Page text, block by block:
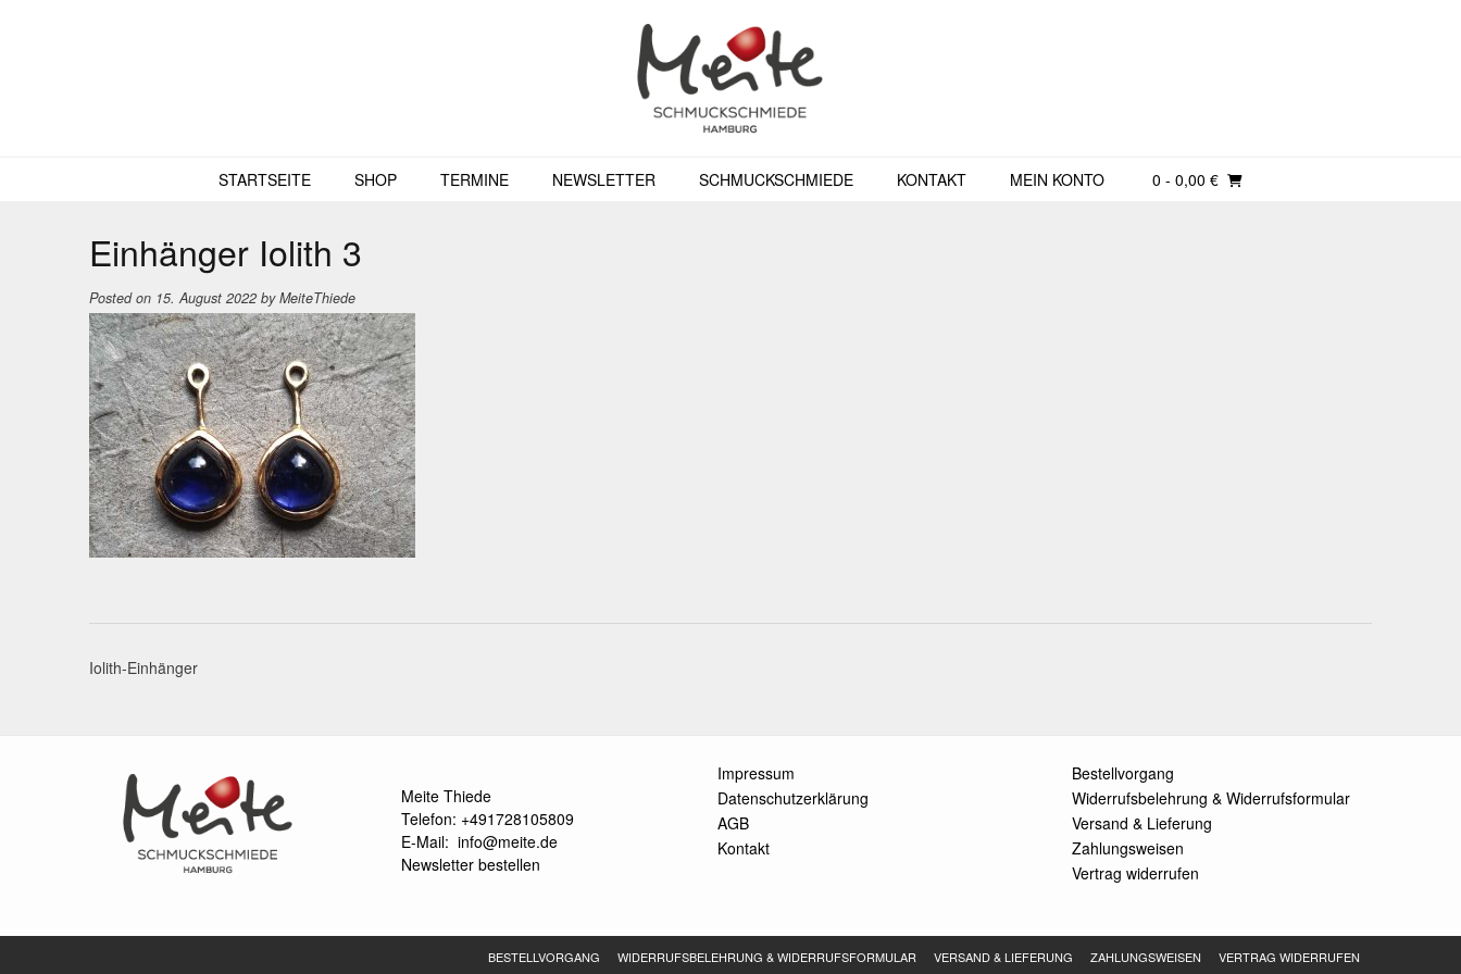
STARTSEITE SHOP TERMINE NEWSLETTER SCHMUCKSCHMIEDE KONTAKT MEIN KONTO 0 - 0,00 €
Einhänger Iolith 3
Posted on 15. August 2022 byMeiteThiede
Post
Iolith-Einhänger
Meite Thiede
Telefon: +491728105809
E-Mail: info@meite.de
Newsletter bestellen
Impressum
Datenschutzerklärung
AGB
Kontakt
Bestellvorgang
Widerrufsbelehrung & Widerrufsformular
Versand & Lieferung
Zahlungsweisen
Vertrag widerrufen
BESTELLVORGANG WIDERRUFSBELEHRUNG & WIDERRUFSFORMULAR VERSAND & LIEFERUNG ZAHLUNGSWEISEN VERTRAG WIDERRUFEN